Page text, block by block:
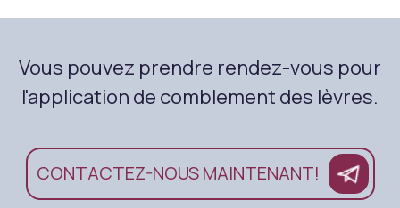
Vous pouvez prendre rendez-vous pour
l'application de comblement des lèvres.
CONTACTEZ-NOUS MAINTENANT!